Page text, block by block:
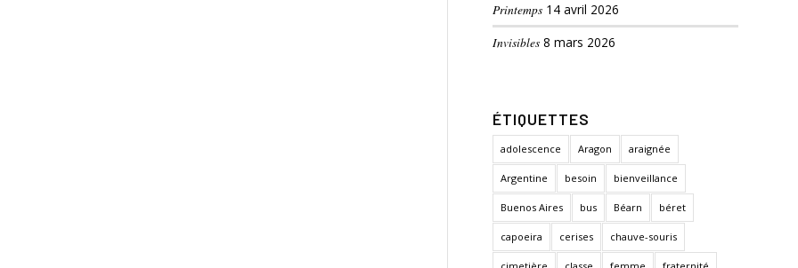
Printemps 14 avril 2026
Invisibles 8 mars 2026
ÉTIQUETTES
adolescence Aragon araignée
Argentine besoin bienveillance
Buenos Aires bus Béarn béret
capoeira cerises chauve-souris